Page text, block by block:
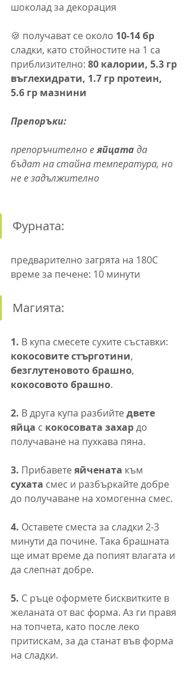
шоколад за декорация
🍪 получават се около 10-14 бр
сладки, като стойностите на 1 са
приблизително: 80 калории, 5.3 гр
въглехидрати, 1.7 гр протеин,
5.6 гр мазнини
Препоръки:
препоръчително е яйцата да
бъдат на стайна температура, но
не е задължително
Фурната:
предварително загрята на 180C
време за печене: 10 минути
Магията:
1. В купа смесете сухите съставки:
кокосовите стърготини,
безглутеновото брашно,
кокосовото брашно.
2. В друга купа разбийте двете
яйца с кокосовата захар до
получаване на пухкава пяна.
3. Прибавете яйчената към
сухата смес и разбъркайте добре
до получаване на хомогенна смес.
4. Оставете сместа за сладки 2-3
минути да почине. Така брашната
ще имат време да попият влагата и
да слепнат добре.
5. С ръце оформете бисквитките в
желаната от вас форма. Аз ги правя
на топчета, като после леко
притискам, за да станат във форма
на сладки.